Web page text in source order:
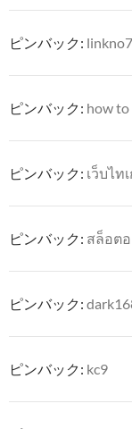
ピンバック:
ピンバック: how to
ピンバック: เว็บไท
ピンバック: สล็อต
ピンバック:
ピンバック: kc9